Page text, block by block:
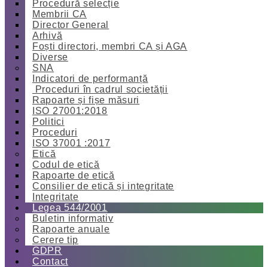
Procedură selecție
Membrii CA
Director General
Arhivă
Foști directori, membri CA și AGA
Diverse
SNA
Indicatori de performanță
Proceduri în cadrul societății
Rapoarte și fișe măsuri
ISO 27001:2018
Politici
Proceduri
ISO 37001 :2017
Etică
Codul de etică
Rapoarte de etică
Consilier de etică și integritate
Integritate
Legea 544/2001
Buletin informativ
Rapoarte anuale
Cerere tip
GDPR
Contact